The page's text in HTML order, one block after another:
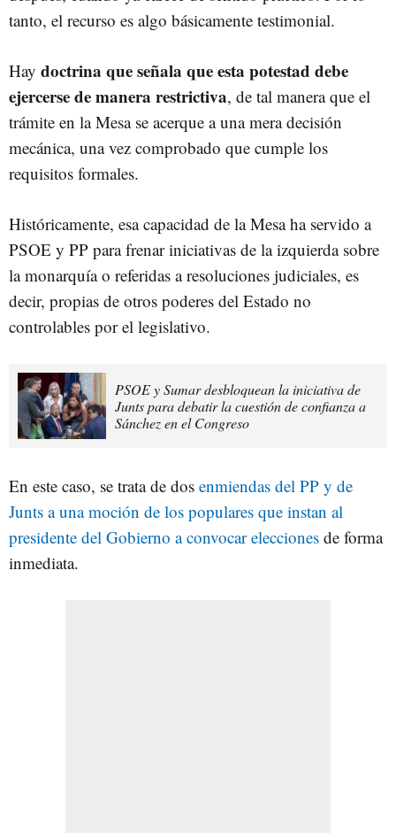
tanto, el recurso es algo básicamente testimonial.
Hay doctrina que señala que esta potestad debe
ejercerse de manera restrictiva, de tal manera que el
trámite en la Mesa se acerque a una mera decisión
mecánica, una vez comprobado que cumple los
requisitos formales.
Históricamente, esa capacidad de la Mesa ha servido a
PSOE y PP para frenar iniciativas de la izquierda sobre
la monarquía o referidas a resoluciones judiciales, es
decir, propias de otros poderes del Estado no
controlables por el legislativo.
PSOE y Sumar desbloquean la iniciativa de
Junts para debatir la cuestión de confianza a
Sánchez en el Congreso
En este caso, se trata de dos enmiendas del PP y de
Junts a una moción de los populares que instan al
presidente del Gobierno a convocar elecciones de forma
inmediata.